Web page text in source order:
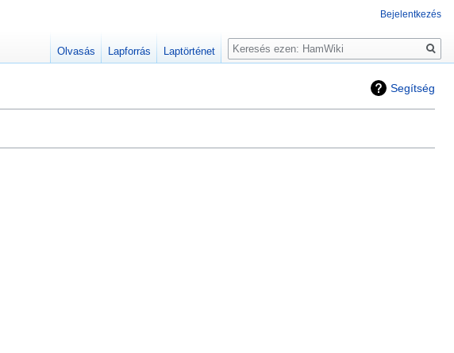
Segítség
Bejelentkezés
Olvasás Lapforrás Laptörténet
Keresés